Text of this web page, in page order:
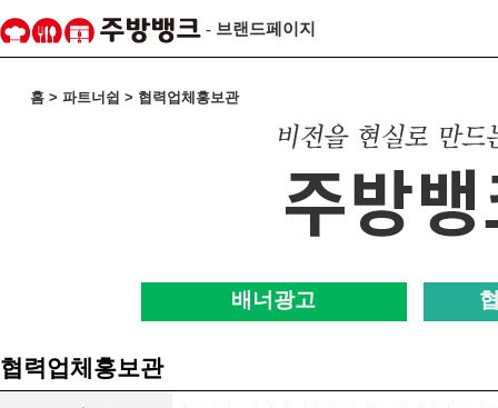
- 브랜드페이지
홈 > 파트너쉽 > 협력업체홍보관
배너광고
협력업체홍보관